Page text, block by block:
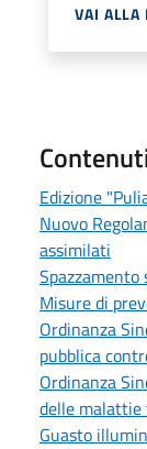
VAI ALLA
Edizione
Nuovo
assimilati
Misure di
Ordinanza
pubblica
Ordinanza
delle
Guasto